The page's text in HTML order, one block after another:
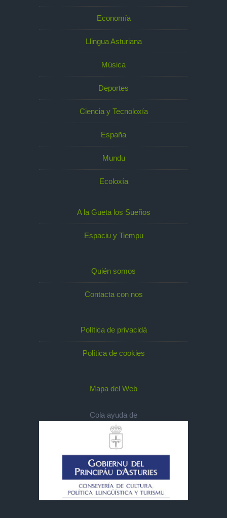
Economía
Llingua Asturiana
Música
Deportes
Ciencia y Tecnoloxía
España
Mundu
Ecoloxía
A la Gueta los Sueños
Espaciu y Tiempu
Quién somos
Contacta con nos
Política de privacidá
Política de cookies
Mapa del Web
Cola ayuda de